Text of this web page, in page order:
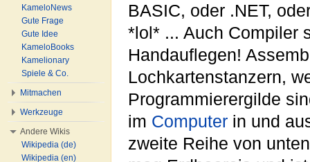
BASIC, oder .NET,
*lol* ... Auch Compiler
Handauflegen!
Lochkartenstanzern,
Programmierergilde
im Computer in und
zweite Reihe von
KameloNews
Gute Frage
Gute Idee
KameloBooks
Kamelionary
Spiele & Co.
Mitmachen
Werkzeuge
Andere Wikis
Wikipedia (de)
Wikipedia (en)